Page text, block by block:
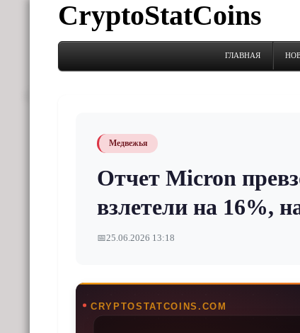
CryptoStatCoins
ГЛАВНАЯ
Медвежья
Отчет Micron
взлетели на 16%,
📅25.06.2026 13:18